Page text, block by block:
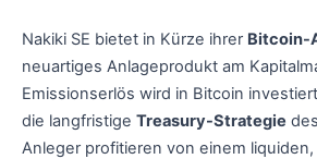
Nakiki SE bietet in Kürze ihrer Bitcoin-
neuartiges Anlageprodukt am
Emissionserlös wird in Bitcoin
die langfristige Treasury-Strategie
Anleger profitieren von einem